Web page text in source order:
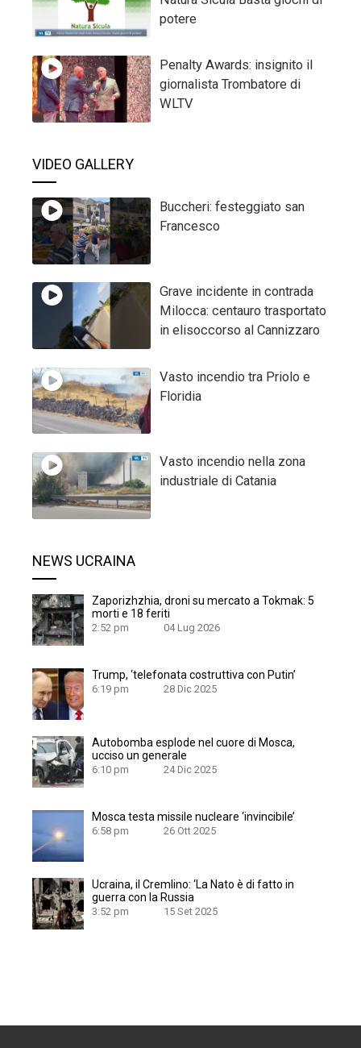
potere
Penalty Awards: insignito il
giornalista Trombatore di
WLTV
VIDEO GALLERY
Buccheri: festeggiato san
Francesco
Grave incidente in contrada
Milocca: centauro trasportato
in elisoccorso al Cannizzaro
Vasto incendio tra Priolo e
Floridia
Vasto incendio nella zona
industriale di Catania
NEWS UCRAINA
Zaporizhzhia, droni su mercato a Tokmak: 5
morti e 18 feriti
2:52 pm 04 Lug 2026
Trump, ‘telefonata costruttiva con Putin’
6:19 pm 28 Dic 2025
Autobomba esplode nel cuore di Mosca,
ucciso un generale
6:10 pm 24 Dic 2025
Mosca testa missile nucleare ‘invincibile’
6:58 pm 26 Ott 2025
Ucraina, il Cremlino: ‘La Nato è di fatto in
guerra con la Russia
3:52 pm 15 Set 2025